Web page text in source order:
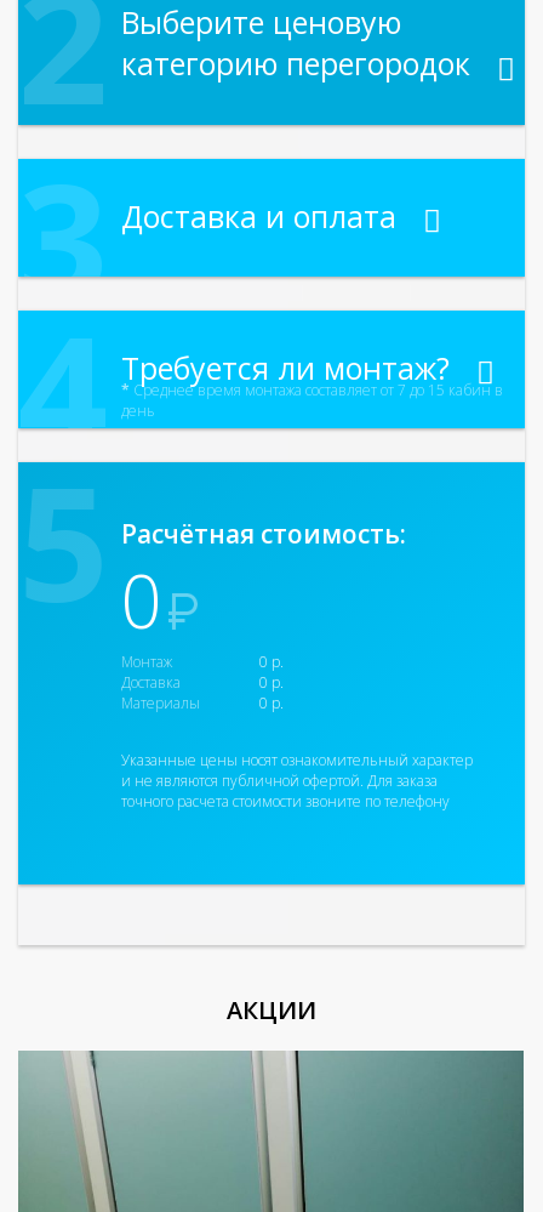
Выберите ценовую
категорию перегородок
Доставка и оплата
Требуется ли монтаж?
* Среднее время монтажа составляет от 7 до 15 кабин в
день
Расчётная стоимость:
0
Монтаж 0 р.
Доставка
0 р.
Материалы
0 р.
Указанные цены носят ознакомительный характер
и не являются публичной офертой. Для заказа
точного расчета стоимости звоните по телефону
АКЦИИ